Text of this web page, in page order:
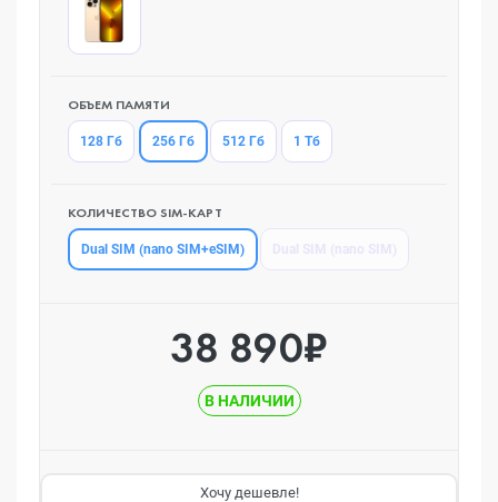
ОБЪЕМ ПАМЯТИ
128 Гб 256 Гб 512 Гб 1 Тб
КОЛИЧЕСТВО SIM-КАРТ
Dual SIM (nano SIM+eSIM)
38 890₽
В НАЛИЧИИ
Хочу дешевле!